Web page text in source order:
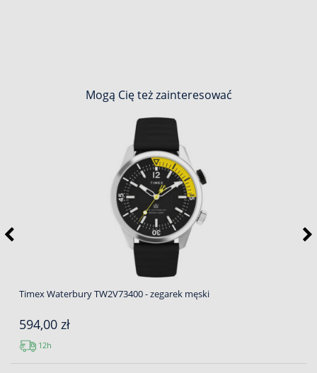
Mogą Cię też zainteresować
Timex Waterbury TW2V73400 - zegarek męski
594,00 zł
12h